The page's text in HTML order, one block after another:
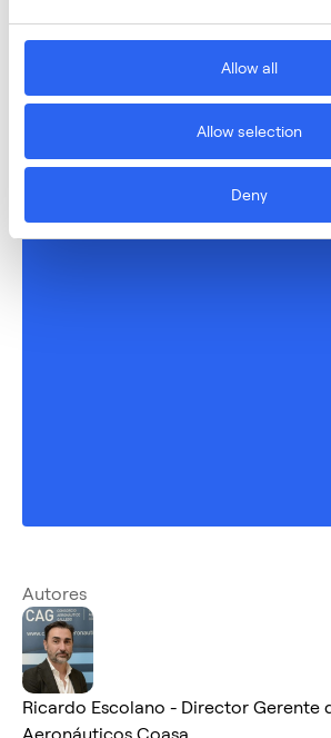
Allow all
Allow selection
Deny
Autores
Ricardo Escolano - Director Gerente